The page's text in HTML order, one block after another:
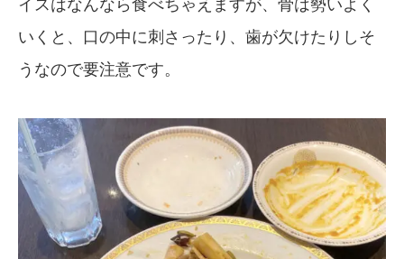
イスはなんなら食べちゃえますが、骨は勢いよく
いくと、口の中に刺さったり、歯が欠けたりしそ
うなので要注意です。